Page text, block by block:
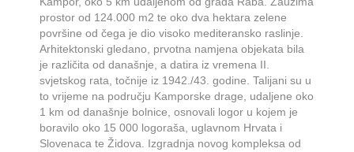
prostor od 124.000 m2 te oko dva hektara zelene
površine od čega je dio visoko mediteransko raslinje.
Arhitektonski gledano, prvotna namjena objekata bila
je različita od današnje, a datira iz vremena II.
svjetskog rata, točnije iz 1942./43. godine. Talijani su u
to vrijeme na području Kamporske drage, udaljene oko
1 km od današnje bolnice, osnovali logor u kojem je
boravilo oko 15 000 logoraša, uglavnom Hrvata i
Slovenaca te Židova. Izgradnja novog kompleksa od